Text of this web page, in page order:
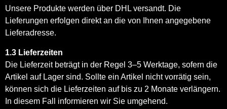
Unsere Produkte werden über DHL versandt. Die
Lieferungen erfolgen direkt an die von Ihnen angegebene
Lieferadresse.
1.3 Lieferzeiten
Die Lieferzeit beträgt in der Regel 3–5 Werktage, sofern die
Artikel auf Lager sind. Sollte ein Artikel nicht vorrätig sein,
können sich die Lieferzeiten auf bis zu 2 Monate verlängern.
In diesem Fall informieren wir Sie umgehend.